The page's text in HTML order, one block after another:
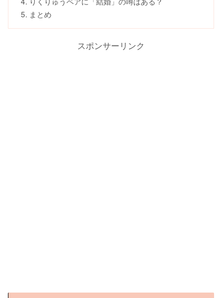
まとめ
スポンサーリンク